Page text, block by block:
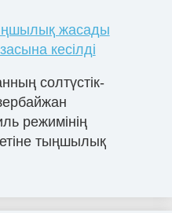
жасады
кесілді
солтүстік-
режимінің
тыңшылық